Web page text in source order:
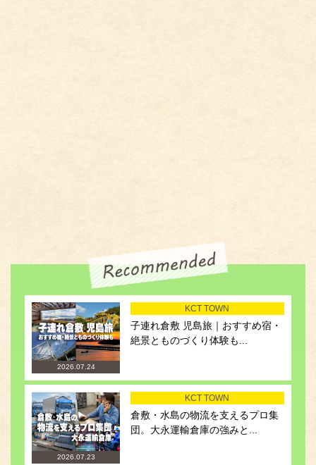
2026.07.24
KCT TOWN
子連れ倉敷 児島旅｜おすすめ宿・
絶景とものづくり体験も...
2026.07.23
KCT TOWN
倉敷・水島の物流を支えるプロ集
団。大永運輸倉庫の強みと...